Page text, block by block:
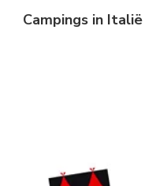
Campings in Italië